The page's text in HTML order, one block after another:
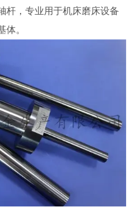
杆，专业用于机床磨床设备
体。